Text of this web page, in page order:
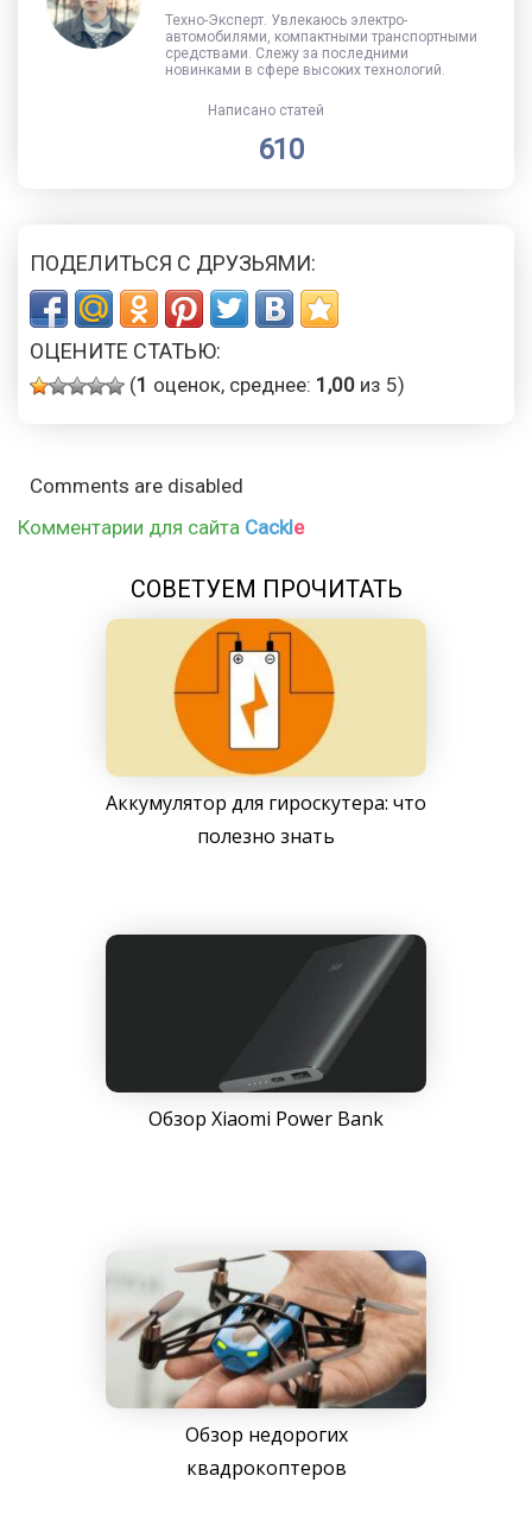
Техно-Эксперт. Увлекаюсь электро-
автомобилями, компактными транспортными
средствами. Слежу за последними
новинками в сфере высоких технологий.
Написано статей
610
ПОДЕЛИТЬСЯ С ДРУЗЬЯМИ:
ОЦЕНИТЕ СТАТЬЮ:
(1 оценок, среднее: 1,00 из 5)
Comments are disabled
Комментарии для сайта Cackle
СОВЕТУЕМ ПРОЧИТАТЬ
Аккумулятор для гироскутера: что
полезно знать
Обзор Xiaomi Power Bank
Обзор недорогих
квадрокоптеров